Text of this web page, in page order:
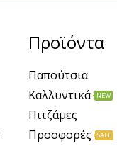
Προϊόντα
Παπούτσια
Καλλυντικά
NEW
Πιτζάμες
Προσφορές
SALE